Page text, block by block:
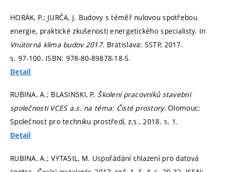
HORÁK, P.; JURČA, J. Budovy s téměř nulovou spotřebou
energie, praktické zkušenosti energetického specialisty. In
Vnútorná klima budov 2017. Bratislava: SSTP, 2017.
s. 97-100. ISBN: 978-80-89878-18-5.
Detail
RUBINA, A.; BLASINSKI, P. Školení pracovníků stavební
společnosti VCES a.s. na téma: Čisté prostory.Olomouc:
Společnost pro techniku prostředí, z.s., 2018.s. 1.
Detail
RUBINA, A.; VYTASIL, M. Uspořádání chlazení pro datová